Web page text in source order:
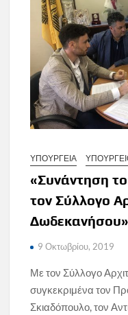
ΥΠΟΥΡΓΕΙΑ
«Συνάντηση
τον Σύλλογο
Δωδεκανήσου»
9 Οκτωβρίου, 2019
Με τον Σύλλογο
συγκεκριμένα τον
Σκιαδόπουλο, τον